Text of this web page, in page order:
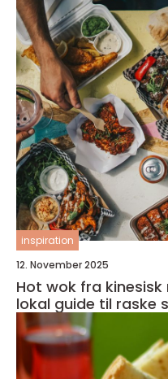
inspiration
12. November 2025
Hot wok fra kinesisk
lokal guide til raske